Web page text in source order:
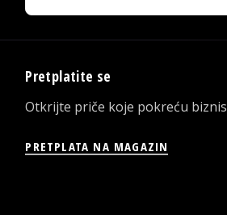
Pretplatite se
Otkrijte priče koje pokreću biznis
PRETPLATA NA MAGAZIN